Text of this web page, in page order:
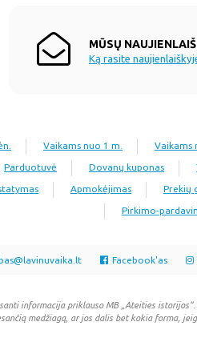
MŪSŲ
Ką rasite
Vaikams nuo 1 m. Vaikams
Parduotuvė Dovanų kuponas
Apmokėjimas Prekių
Pirkimo-
Facebook'as
informacija priklauso MB „Ateities
medžiagą, ar jos dalis bet kokia forma,